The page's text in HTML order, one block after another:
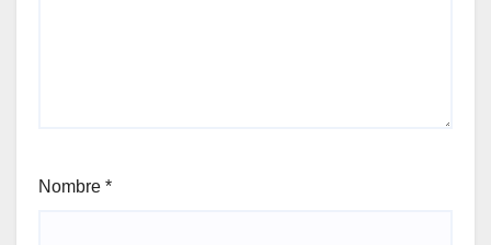
Nombre *